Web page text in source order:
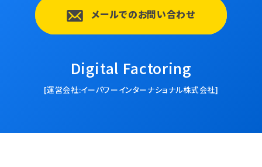
メールでのお問い合わせ
Digital Factoring
[運営会社:イーパワーインターナショナル株式会社]